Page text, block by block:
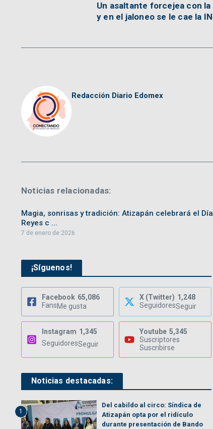
Un asaltante forcejea con
y en el jaloneo se le cae la
Redacción Diario Edomex
Noticias relacionadas:
Magia, sonrisas y tradición: Atizapán celebrará el
Reyes c ...
7 de enero de 2026
¡Síguenos!
Facebook 65,086
FansMe gusta
X (Twitter) 1,248
SeguidoresSeguir
Instagram 1,345
SeguidoresSeguir
Youtube 5,345
Suscriptores
Suscribirse
Noticias destacadas:
1
Del cabildo al circo: Síndica de
Atizapán opta por el ridículo
durante presentación de Bando